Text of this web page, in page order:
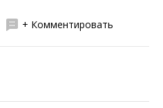
+ Комментировать